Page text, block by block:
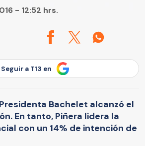
- 12:52 hrs.
Seguir a T13 en
Bachelet alcanzó el
En tanto, Piñera lidera la
con un 14% de intención de